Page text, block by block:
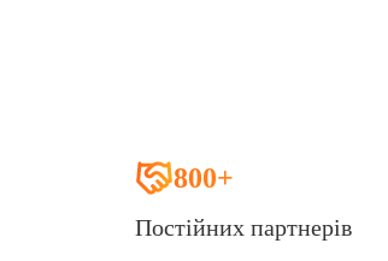
800+
Постійних партнерів